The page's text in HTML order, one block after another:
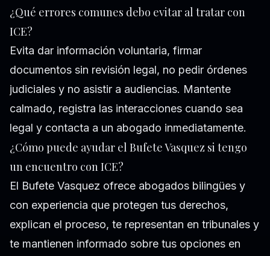
¿Qué errores comunes debo evitar al tratar con
ICE?
Evita dar información voluntaria, firmar
documentos sin revisión legal, no pedir órdenes
judiciales y no asistir a audiencias. Mantente
calmado, registra las interacciones cuando sea
legal y contacta a un abogado inmediatamente.
¿Cómo puede ayudar el Bufete Vasquez si tengo
un encuentro con ICE?
El Bufete Vasquez ofrece abogados bilingües y
con experiencia que protegen tus derechos,
explican el proceso, te representan en tribunales y
te mantienen informado sobre tus opciones en